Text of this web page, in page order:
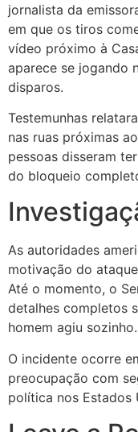
jornalista da
em que os tiros
vídeo próximo à
aparece se jogando
disparos.
Testemunhas
nas ruas próximas
pessoas disseram
do bloqueio
As autoridades
motivação do
Até o momento, o
detalhes completos
homem agiu sozinho.
O incidente ocorre
preocupação com
política nos Estados